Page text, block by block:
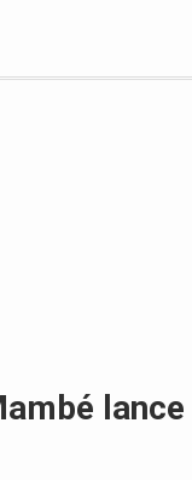
lance